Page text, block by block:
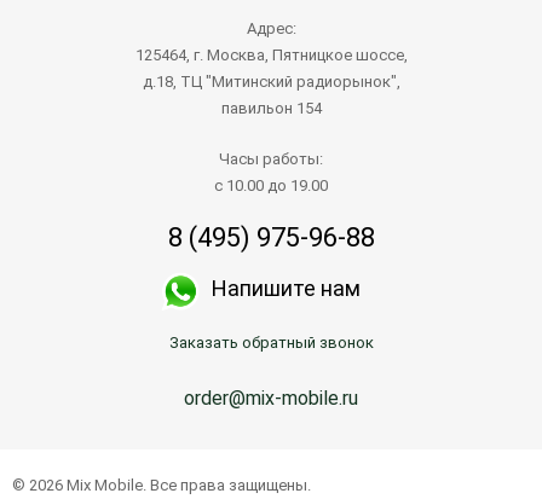
Адрес:
125464, г. Москва, Пятницкое шоссе,
д.18, ТЦ "Митинский радиорынок",
павильон 154
Часы работы:
с 10.00 до 19.00
8 (495) 975-96-88
Напишите нам
Заказать обратный звонок
order@mix-mobile.ru
© 2026 Mix Mobile. Все права защищены.